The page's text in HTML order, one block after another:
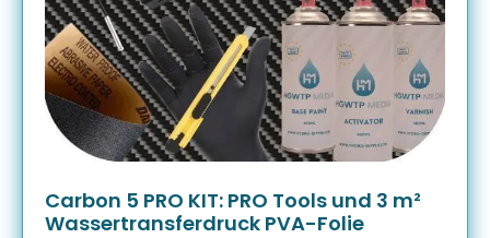
Carbon 5 PRO KIT: PRO Tools und 3 m²
Wassertransferdruck PVA-Folie